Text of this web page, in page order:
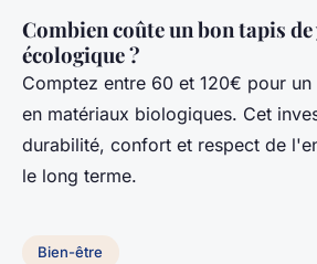
Combien coûte un bon tapis
écologique ?
Comptez entre 60 et 120€ pour
en matériaux biologiques. Cet
durabilité, confort et respect de
le long terme.
Bien-être